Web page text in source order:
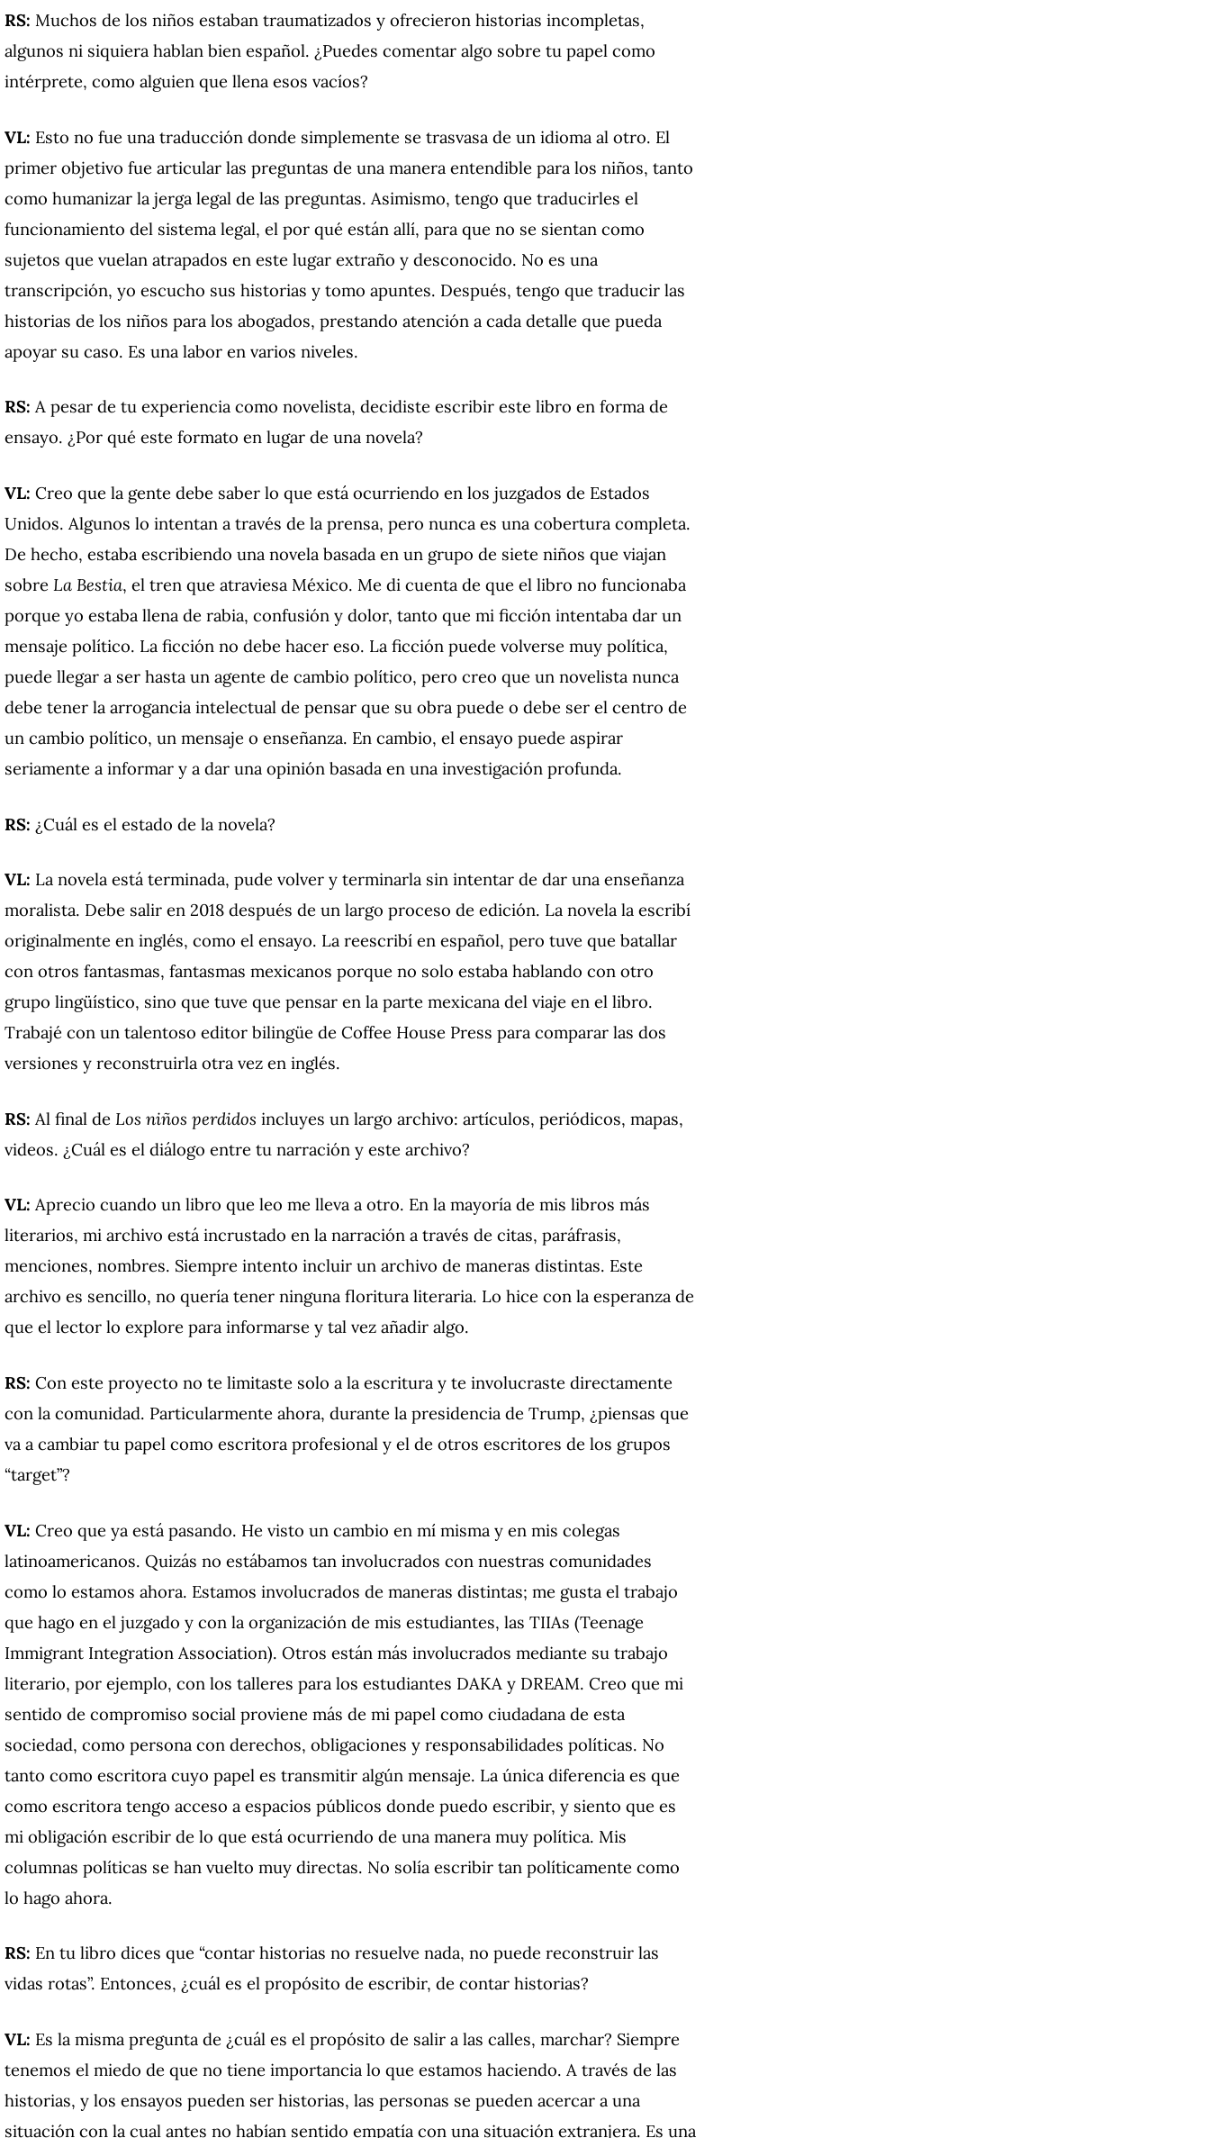
RS: Muchos de los niños estaban traumatizados y ofrecieron historias incompletas,
algunos ni siquiera hablan bien español. ¿Puedes comentar algo sobre tu papel como
intérprete, como alguien que llena esos vacíos?
VL: Esto no fue una traducción donde simplemente se trasvasa de un idioma al otro. El
primer objetivo fue articular las preguntas de una manera entendible para los niños, tanto
como humanizar la jerga legal de las preguntas. Asimismo, tengo que traducirles el
funcionamiento del sistema legal, el por qué están allí, para que no se sientan como
sujetos que vuelan atrapados en este lugar extraño y desconocido. No es una
transcripción, yo escucho sus historias y tomo apuntes. Después, tengo que traducir las
historias de los niños para los abogados, prestando atención a cada detalle que pueda
apoyar su caso. Es una labor en varios niveles.
RS: A pesar de tu experiencia como novelista, decidiste escribir este libro en forma de
ensayo. ¿Por qué este formato en lugar de una novela?
VL: Creo que la gente debe saber lo que está ocurriendo en los juzgados de Estados
Unidos. Algunos lo intentan a través de la prensa, pero nunca es una cobertura completa.
De hecho, estaba escribiendo una novela basada en un grupo de siete niños que viajan
sobre La Bestia, el tren que atraviesa México. Me di cuenta de que el libro no funcionaba
porque yo estaba llena de rabia, confusión y dolor, tanto que mi ficción intentaba dar un
mensaje político. La ficción no debe hacer eso. La ficción puede volverse muy política,
puede llegar a ser hasta un agente de cambio político, pero creo que un novelista nunca
debe tener la arrogancia intelectual de pensar que su obra puede o debe ser el centro de
un cambio político, un mensaje o enseñanza. En cambio, el ensayo puede aspirar
seriamente a informar y a dar una opinión basada en una investigación profunda.
RS: ¿Cuál es el estado de la novela?
VL: La novela está terminada, pude volver y terminarla sin intentar de dar una enseñanza
moralista. Debe salir en 2018 después de un largo proceso de edición. La novela la escribí
originalmente en inglés, como el ensayo. La reescribí en español, pero tuve que batallar
con otros fantasmas, fantasmas mexicanos porque no solo estaba hablando con otro
grupo lingüístico, sino que tuve que pensar en la parte mexicana del viaje en el libro.
Trabajé con un talentoso editor bilingüe de Coffee House Press para comparar las dos
versiones y reconstruirla otra vez en inglés.
RS: Al final de Los niños perdidos incluyes un largo archivo: artículos, periódicos, mapas,
videos. ¿Cuál es el diálogo entre tu narración y este archivo?
VL: Aprecio cuando un libro que leo me lleva a otro. En la mayoría de mis libros más
literarios, mi archivo está incrustado en la narración a través de citas, paráfrasis,
menciones, nombres. Siempre intento incluir un archivo de maneras distintas. Este
archivo es sencillo, no quería tener ninguna floritura literaria. Lo hice con la esperanza de
que el lector lo explore para informarse y tal vez añadir algo.
RS: Con este proyecto no te limitaste solo a la escritura y te involucraste directamente
con la comunidad. Particularmente ahora, durante la presidencia de Trump, ¿piensas que
va a cambiar tu papel como escritora profesional y el de otros escritores de los grupos
“target”?
VL: Creo que ya está pasando. He visto un cambio en mí misma y en mis colegas
latinoamericanos. Quizás no estábamos tan involucrados con nuestras comunidades
como lo estamos ahora. Estamos involucrados de maneras distintas; me gusta el trabajo
que hago en el juzgado y con la organización de mis estudiantes, las TIIAs (Teenage
Immigrant Integration Association). Otros están más involucrados mediante su trabajo
literario, por ejemplo, con los talleres para los estudiantes DAKA y DREAM. Creo que mi
sentido de compromiso social proviene más de mi papel como ciudadana de esta
sociedad, como persona con derechos, obligaciones y responsabilidades políticas. No
tanto como escritora cuyo papel es transmitir algún mensaje. La única diferencia es que
como escritora tengo acceso a espacios públicos donde puedo escribir, y siento que es
mi obligación escribir de lo que está ocurriendo de una manera muy política. Mis
columnas políticas se han vuelto muy directas. No solía escribir tan políticamente como
lo hago ahora.
RS: En tu libro dices que “contar historias no resuelve nada, no puede reconstruir las
vidas rotas”. Entonces, ¿cuál es el propósito de escribir, de contar historias?
VL: Es la misma pregunta de ¿cuál es el propósito de salir a las calles, marchar? Siempre
tenemos el miedo de que no tiene importancia lo que estamos haciendo. A través de las
historias, y los ensayos pueden ser historias, las personas se pueden acercar a una
situación con la cual antes no habían sentido empatía con una situación extranjera. Es una